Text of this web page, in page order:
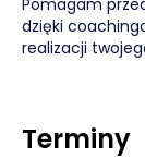
Pomagam
dzięki
realizacji
Terminy